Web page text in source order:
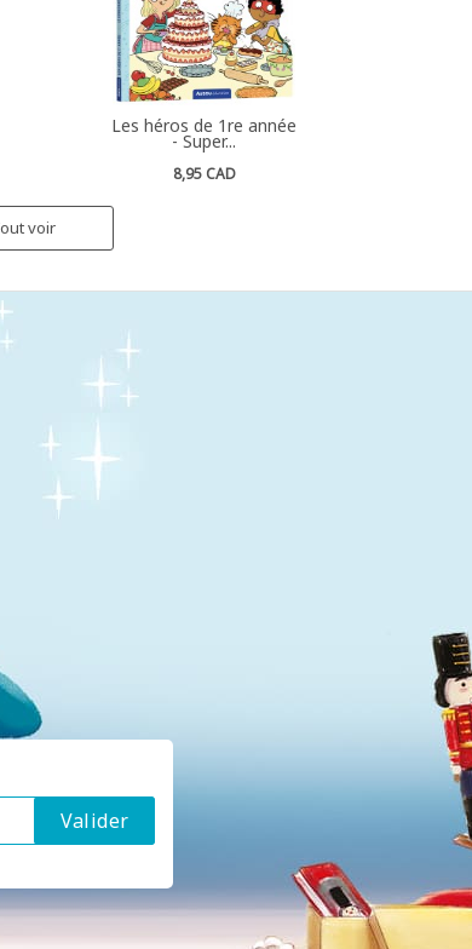
Les héros de 1re année
- Super...
8,95 CAD
voir